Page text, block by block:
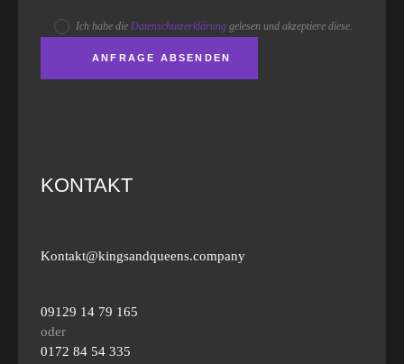
Ich habe die Datenschutzerklärung gelesen und akzeptiere diese.
KONTAKT
Kontakt@kingsandqueens.company
09129 14 79 165
oder
0172 84 54 335